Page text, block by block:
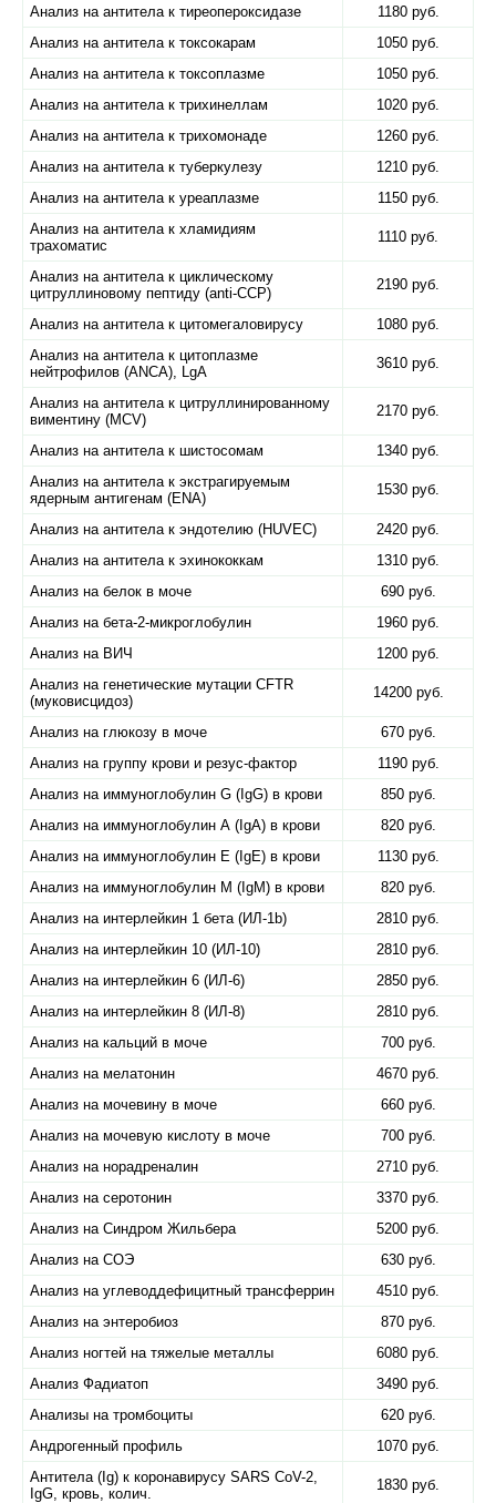
Анализ на антитела к тиреопероксидазе
1180 руб.
Анализ на антитела к токсокарам
1050 руб.
Анализ на антитела к токсоплазме
1050 руб.
Анализ на антитела к трихинеллам
1020 руб.
Анализ на антитела к трихомонаде
1260 руб.
Анализ на антитела к туберкулезу
1210 руб.
Анализ на антитела к уреаплазме
1150 руб.
Анализ на антитела к хламидиям
трахоматис
1110 руб.
Анализ на антитела к циклическому
цитруллиновому пептиду (anti-ССР)
2190 руб.
Анализ на антитела к цитомегаловирусу
1080 руб.
Анализ на антитела к цитоплазме
нейтрофилов (ANCA), LgA
3610 руб.
Анализ на антитела к цитруллинированному
виментину (MCV)
2170 руб.
Анализ на антитела к шистосомам
1340 руб.
Анализ на антитела к экстрагируемым
ядерным антигенам (ENA)
1530 руб.
Анализ на антитела к эндотелию (HUVEC)
2420 руб.
Анализ на антитела к эхинококкам
1310 руб.
Анализ на белок в моче
690 руб.
Анализ на бета-2-микроглобулин
1960 руб.
Анализ на ВИЧ
1200 руб.
Анализ на генетические мутации CFTR
(муковисцидоз)
14200 руб.
Анализ на глюкозу в моче
670 руб.
Анализ на группу крови и резус-фактор
1190 руб.
Анализ на иммуноглобулин G (IgG) в крови
850 руб.
Анализ на иммуноглобулин А (IgA) в крови
820 руб.
Анализ на иммуноглобулин Е (IgE) в крови
1130 руб.
Анализ на иммуноглобулин М (IgM) в крови
820 руб.
Анализ на интерлейкин 1 бета (ИЛ-1b)
2810 руб.
Анализ на интерлейкин 10 (ИЛ-10)
2810 руб.
Анализ на интерлейкин 6 (ИЛ-6)
2850 руб.
Анализ на интерлейкин 8 (ИЛ-8)
2810 руб.
Анализ на кальций в моче
700 руб.
Анализ на мелатонин
4670 руб.
Анализ на мочевину в моче
660 руб.
Анализ на мочевую кислоту в моче
700 руб.
Анализ на норадреналин
2710 руб.
Анализ на серотонин
3370 руб.
Анализ на Синдром Жильбера
5200 руб.
Анализ на СОЭ
630 руб.
Анализ на углеводдефицитный трансферрин
4510 руб.
Анализ на энтеробиоз
870 руб.
Анализ ногтей на тяжелые металлы
6080 руб.
Анализ Фадиатоп
3490 руб.
Анализы на тромбоциты
620 руб.
Андрогенный профиль
1070 руб.
Антитела (Ig) к коронавирусу SARS CoV-2,
IgG, кровь, колич.
1830 руб.